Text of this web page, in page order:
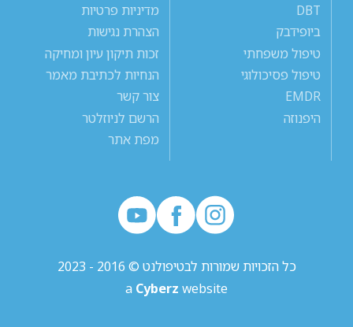
DBT
ביופידבק
טיפול משפחתי
טיפול פסיכולוגי
EMDR
היפנוזה
מדיניות פרטיות
הצהרת נגישות
זכות תיקון עיון ומחיקה
הנחיות לכתיבת מאמר
צור קשר
הרשם לניוזלטר
מפת אתר
כל הזכויות שמורות לבטיפולנט © 2016 - 2023
a Cyberz website